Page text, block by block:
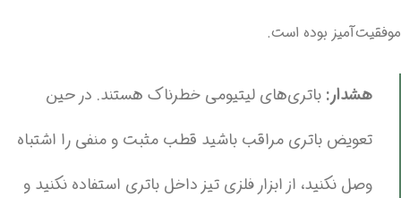
موفقیت‌آمیز بوده است.
هشدار: باتری‌های لیتیومی خطرناک هستند. در حین
تعویض باتری مراقب باشید قطب مثبت و منفی را اشتباه
وصل نکنید، از ابزار فلزی تیز داخل باتری استفاده نکنید و